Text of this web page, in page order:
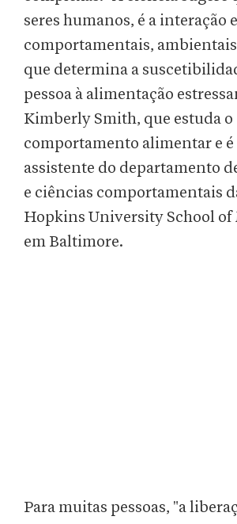
seres humanos, é a interação
comportamentais,
que determina a
pessoa à alimentação
Kimberly Smith, que estuda o
comportamento alimentar e é
assistente do departamento
e ciências comportamentais
Hopkins University School of
em Baltimore.
Para muitas pessoas, "a